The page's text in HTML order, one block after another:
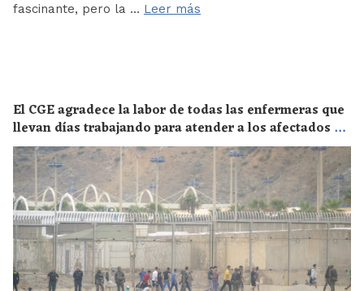
fascinante, pero la … Leer más
El CGE agradece la labor de todas las enfermeras que
llevan días trabajando para atender a los afectados de
la crisis migratoria de Ceuta